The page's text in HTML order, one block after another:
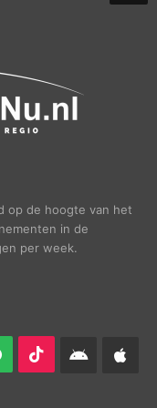
op de hoogte van het
in de
per week.
Spotify TikTokAndroid